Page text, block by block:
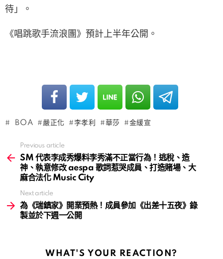
待」。
《唱跳歌手流浪團》預計上半年公開。
BOA 嚴正化 李孝利 華莎 金緩宣
more
Previous article
SM 代表李成秀爆料李秀滿不正當行為！逃稅、造
神、執意修改 aespa 歌詞惹哭成員、打造賭場、大
麻合法化 Music City
Next article
為《瑞鎮家》開業預熱！成員參加《出差十五夜》錄
製並於下週一公開
WHAT'S YOUR REACTION?